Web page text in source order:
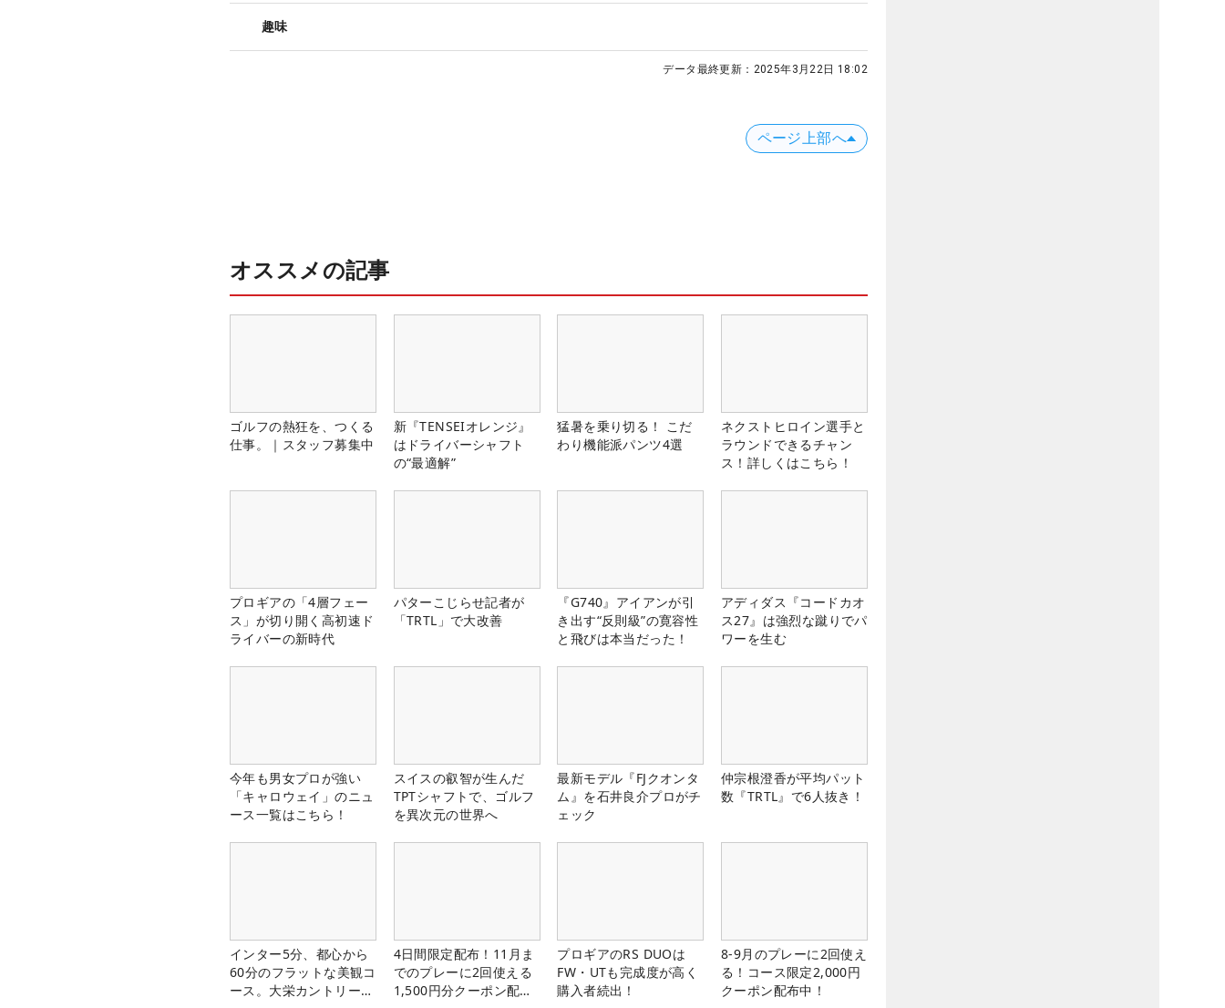
趣味
データ最終更新： 2025年3月22日 18:02
ページ上部へ
オススメの記事
ゴルフの熱狂を、つくる
仕事。｜スタッフ募集中
新『TENSEIオレンジ』
はドライバーシャフト
の“最適解”
猛暑を乗り切る！ こだ
わり機能派パンツ4選
ネクストヒロイン選手と
ラウンドできるチャン
ス！詳しくはこちら！
プロギアの「4層フェー
ス」が切り開く高初速ド
ライバーの新時代
パターこじらせ記者が
「TRTL」で大改善
『G740』アイアンが引
き出す“反則級”の寛容性
と飛びは本当だった！
アディダス『コードカオ
ス27』は強烈な蹴りでパ
ワーを生む
今年も男女プロが強い
「キャロウェイ」のニュ
ース一覧はこちら！
スイスの叡智が生んだ
TPTシャフトで、ゴルフ
を異次元の世界へ
最新モデル『FJクオンタ
ム』を石井良介プロがチ
ェック
仲宗根澄香が平均パット
数『TRTL』で6人抜き！
インター5分、都心から
60分のフラットな美観コ
ース。大栄カントリー俱
4日間限定配布！11月ま
でのプレーに2回使える
1,500円分クーポン配布
プロギアのRS DUOは
FW・UTも完成度が高く
購入者続出！
8-9月のプレーに2回使え
る！コース限定2,000円
クーポン配布中！